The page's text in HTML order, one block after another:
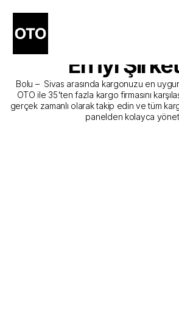
Bolu - Sivas
Gönderim
En İyi
Bolu –  Sivas arasında kargonuzu en
OTO ile 35'ten fazla kargo firmasını
gerçek zamanlı olarak takip edin ve tüm
panelden kolayca